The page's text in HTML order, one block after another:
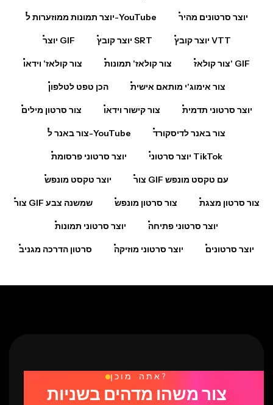
יוצר תמונות ממוזערות ל-YouTube יוצר סרטונים מהיר
יוצר GIF יוצר קובץ SRT יוצר קובץ VTT
צור קולאז' וידאו צור קולאז' תמונות צור קולאז' GIF
הכן טפט לטלפון צור אימוג'י מותאם אישית
צור סרטון מילים צור קישור וידאו יוצר סרטוני תדמית
צור באנר ל-YouTube צור באנר לדיסקורד
יוצר סרטוני פרסומת יוצר סרטוני TikTok
יוצר טקסט מונפש צור GIF עם טקסט מונפש
צור GIF שמשנה צבע צור סרטון מונפש צור סרטון מצגת
יוצר סרטוני תמונות יוצר סרטוני פתיחה
סרטון הדרכה מגניב יוצר סרטוני מוזיקה יוצר סרטונים
אתה מוכן?
צור משהו מדהים בשניות